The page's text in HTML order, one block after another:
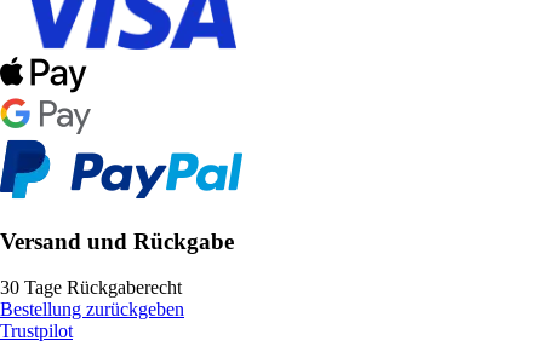
Versand und Rückgabe
30 Tage Rückgaberecht
Bestellung zurückgeben
Trustpilot